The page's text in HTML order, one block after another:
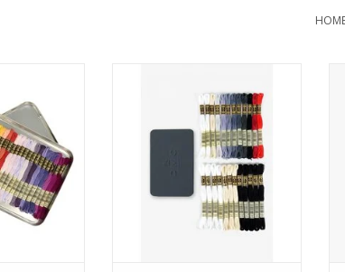
doos
Spécial 24 garen, 2 patronen
TOEVOEGEN AAN WINKELWAGEN